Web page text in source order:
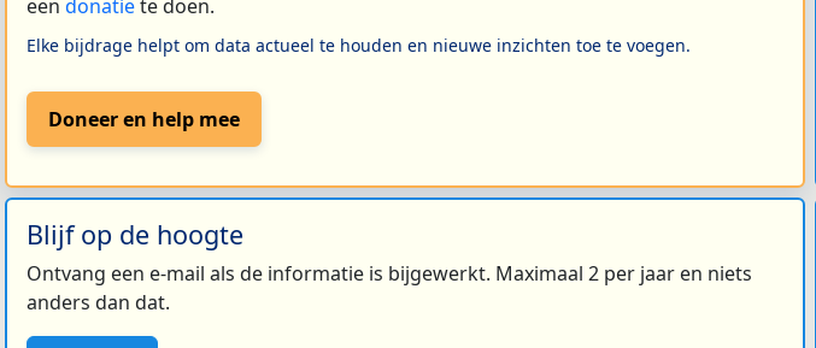
een donatiete doen.
Elke bijdrage helpt om data actueel te houden en nieuwe inzichten toe te voegen.
Doneer en help mee
Blijf op de hoogte
Ontvang een e-mail als de informatie is bijgewerkt. Maximaal 2 per jaar en niets
anders dan dat.